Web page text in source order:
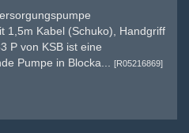
1,5m Kabel (Schuko), Handgriff
P von KSB ist eine
Pumpe in Blocka...
[R05216869]